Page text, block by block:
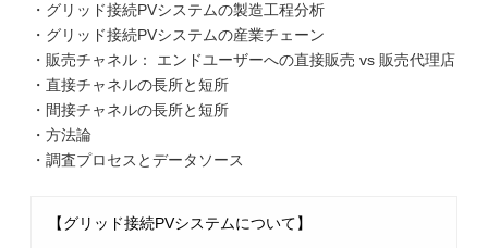
・グリッド接続PVシステムの製造工程分析
・グリッド接続PVシステムの産業チェーン
・販売チャネル： エンドユーザーへの直接販売 vs 販売代理店
・直接チャネルの長所と短所
・間接チャネルの長所と短所
・方法論
・調査プロセスとデータソース
【グリッド接続PVシステムについて】